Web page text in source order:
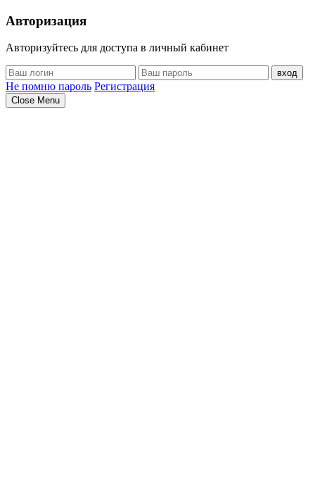
Авторизация
Авторизуйтесь для доступа в личный кабинет
вход
Не помню пароль Регистрация
Close Menu